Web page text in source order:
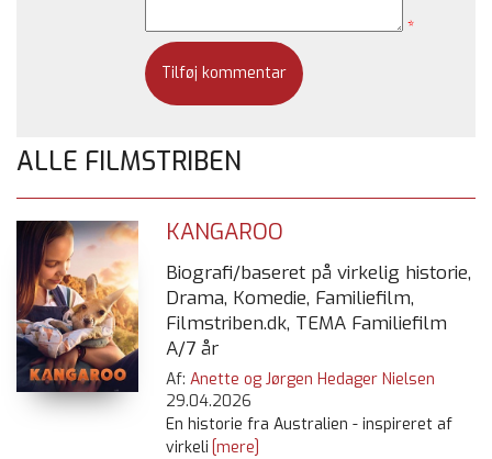
*
ALLE FILMSTRIBEN
KANGAROO
Biografi/baseret på virkelig historie,
Drama, Komedie, Familiefilm,
Filmstriben.dk, TEMA Familiefilm
A/7 år
Af: Anette og Jørgen Hedager Nielsen
29.04.2026
En historie fra Australien - inspireret af
virkeli [mere]